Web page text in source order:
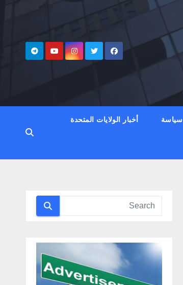
سياسة أخبار الولايات المتحدة